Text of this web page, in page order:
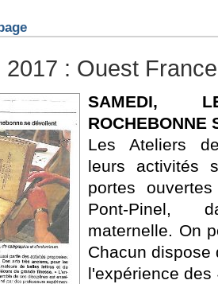
2017 : Ouest
SAMEDI,
ROCHEBONNE
Les Ateliers
leurs activités
portes
Pont-Pinel,
maternelle. On
Chacun dispose
l'expérience